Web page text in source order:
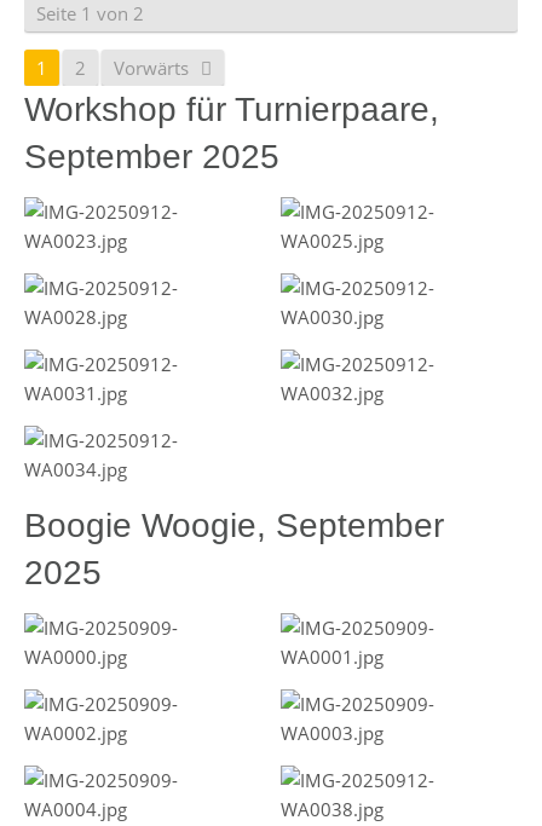
Seite 1 von 2
1 2 Vorwärts
Workshop für Turnierpaare,
September 2025
Boogie Woogie, September
2025